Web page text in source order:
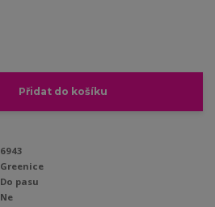
Přidat do košíku
6943
Greenice
Do pasu
Ne